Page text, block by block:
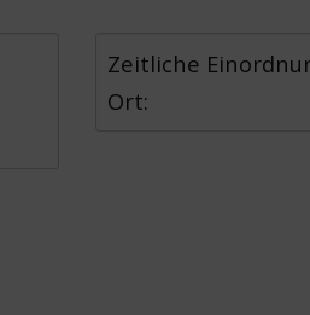
Zeitliche
Ort: